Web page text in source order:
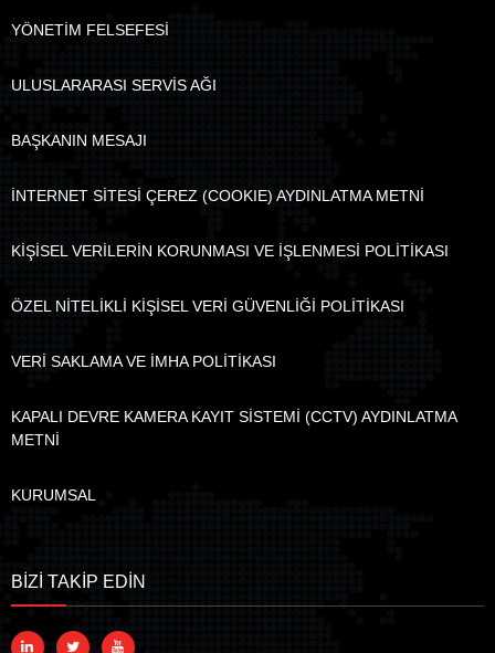
YÖNETİM FELSEFESİ
ULUSLARARASI SERVİS AĞI
BAŞKANIN MESAJI
İNTERNET SİTESİ ÇEREZ (COOKIE) AYDINLATMA METNİ
KİŞİSEL VERİLERİN KORUNMASI VE İŞLENMESİ POLİTİKASI
ÖZEL NİTELİKLİ KİŞİSEL VERİ GÜVENLİĞİ POLİTİKASI
VERİ SAKLAMA VE İMHA POLİTİKASI
KAPALI DEVRE KAMERA KAYIT SİSTEMİ (CCTV) AYDINLATMA
METNİ
KURUMSAL
BİZİ TAKİP EDİN